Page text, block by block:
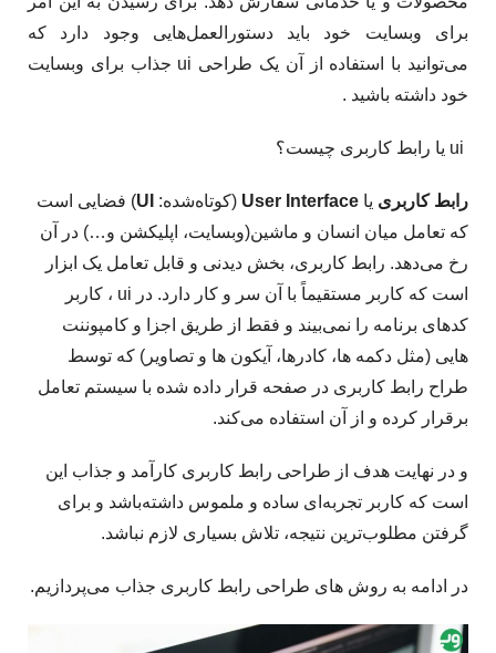
برای وبسایت خود باید دستورالعمل‌هایی وجود دارد که
می‌توانید با استفاده از آن یک طراحی ui جذاب برای وبسایت
خود داشته باشید .
رابط کاربری یا User Interface (کوتاه‌شده: UI) فضایی است
که تعامل میان انسان و ماشین(وبسایت، اپلیکشن و…) در آن
رخ می‌دهد. رابط کاربری، بخش دیدنی و قابل تعامل یک ابزار
است که کاربر مستقیماً با آن سر و کار دارد. در ui ، کاربر
کدهای برنامه را نمی‌بیند و فقط از طریق اجزا و کامپوننت
هایی (مثل دکمه ها، کادرها، آیکون ها و تصاویر) که توسط
طراح رابط کاربری در صفحه قرار داده شده با سیستم تعامل
برقرار کرده و از آن استفاده می‌کند.
و در نهایت هدف از طراحی رابط کاربری کارآمد و جذاب این
است که کاربر تجربه‌ای ساده و ملموس داشته‌باشد و برای
گرفتن مطلوب‌ترین نتیجه، تلاش بسیاری لازم نباشد.
در ادامه به روش های طراحی رابط کاربری جذاب می‌پردازیم.